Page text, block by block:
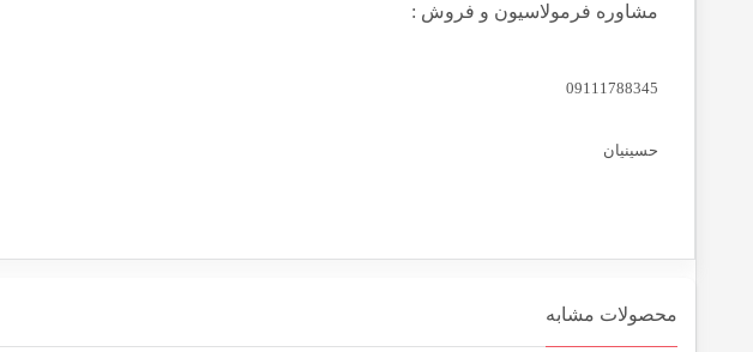
مشاوره فرمولاسیون و فروش :
09111788345
حسینیان
محصولات مشابه